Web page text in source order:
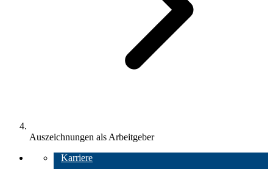
Auszeichnungen als Arbeitgeber
Karriere